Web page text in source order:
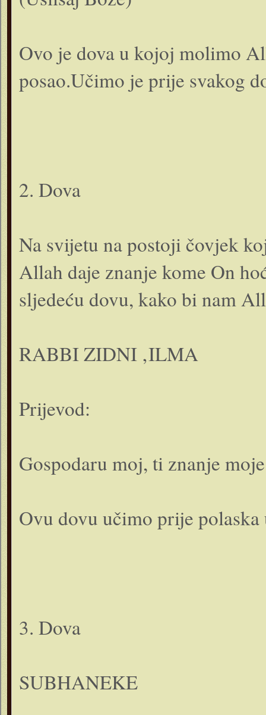
Ovo je dova u kojoj molimo
posao.Učimo je prije svakog
2. Dova
Na svijetu na postoji čovjek
Allah daje znanje kome On
sljedeću dovu, kako bi nam
RABBI ZIDNI ‚ILMA
Prijevod:
Gospodaru moj, ti znanje
Ovu dovu učimo prije
3. Dova
SUBHANEKE